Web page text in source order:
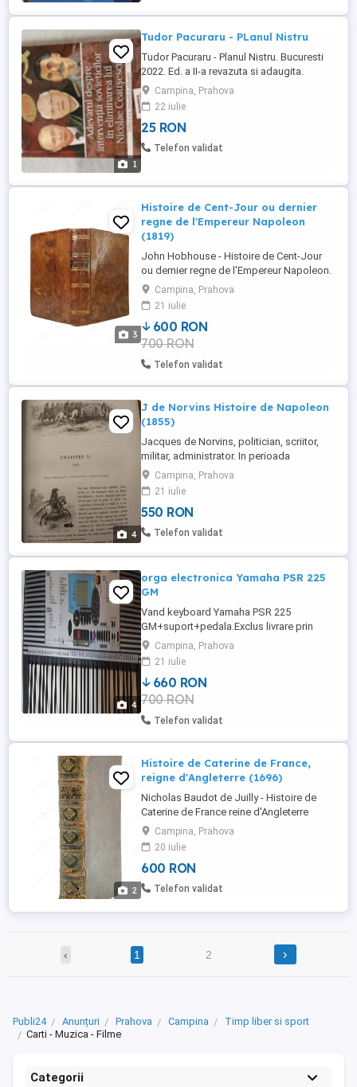
1
Tudor Pacuraru - PLanul Nistru
Tudor Pacuraru - Planul Nistru. Bucuresti
2022. Ed. a II-a revazuta si adaugita.
Campina, Prahova
22 iulie
25 RON
Telefon validat
3
Histoire de Cent-Jour ou dernier
regne de l'Empereur Napoleon
(1819)
John Hobhouse - Histoire de Cent-Jour
ou dernier regne de l'Empereur Napoleon.
Lucrare in limba franceza publicata la
Paris in 1819. Autorul urmareste cu
precizie evenimentele care au avut loc de
la intoarcerea lui Napoleon din insula Elba
pana la infrangerea de la Waterloo. Se
regasesc aspecte militare, ...
Campina, Prahova
21 iulie
600 RON
700 RON
Telefon validat
4
J de Norvins Histoire de Napoleon
(1855)
Jacques de Norvins, politician, scriitor,
militar, administrator. In perioada
napoleoniana a ocupat functia de sef al
politiei in Roma ocupata de francezi. A
fost loial imparatului pana la capat.
Implicat in politica vremii, autorul prezinta
foarte clar si precis istoria politica si
Campina, Prahova
21 iulie
550 RON
Telefon validat
4
orga electronica Yamaha PSR 225
GM
Vand keyboard Yamaha PSR 225
GM+suport+pedala.Exclus livrare prin
curier, obiect fragil.
Campina, Prahova
21 iulie
660 RON
700 RON
Telefon validat
2
Histoire de Caterine de France,
reigne d'Angleterre (1696)
Nicholas Baudot de Juilly - Histoire de
Caterine de France reine d'Angleterre
(1696). Lucrare istorica in limba franceza.
O lucrare rara despre viata Catherinei de
Valois, fiica lui Carol al VI-lea si sotia lui
Henric al V-lea al Angliei. Casatoria sa a
avut loc ca urmare a tratatului de la
Campina, Prahova
20 iulie
600 RON
Telefon validat
‹ 1 2 ›
Publi24 Anunțuri Prahova Campina
Timp liber si sport
Carti - Muzica - Filme
Categorii